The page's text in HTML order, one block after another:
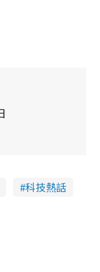
科技熱話